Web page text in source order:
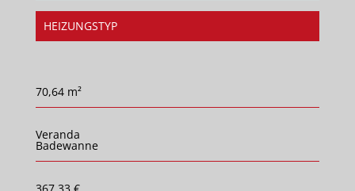
HEIZUNGSTYP
70,64 m²
Veranda
Badewanne